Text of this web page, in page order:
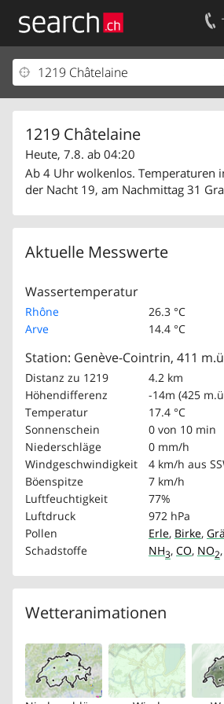
1219 Châtelaine
Heute, 7.8. ab 04:20
Ab 4 Uhr wolkenlos. Temperaturen
der Nacht 19, am Nachmittag 31
Aktuelle Messwerte
Wassertemperatur
Rhône
26.3 °C
Arve
14.4 °C
Station: Genève-Cointrin, 411
Distanz zu 1219
4.2 km
Höhendifferenz
-14m (425
Temperatur
17.4 °C
Sonnenschein
0 von 10 min
Niederschläge
0 mm/h
Windgeschwindigkeit
4 km/h aus
Böenspitze
7 km/h
Luftfeuchtigkeit
77%
Luftdruck
972 hPa
Pollen
Erle, Birke,
Schadstoffe
NH3, CO, NO2,
Wetteranimationen
Ihr Eintrag
Kundencenter Geschäftskunden
Impressum